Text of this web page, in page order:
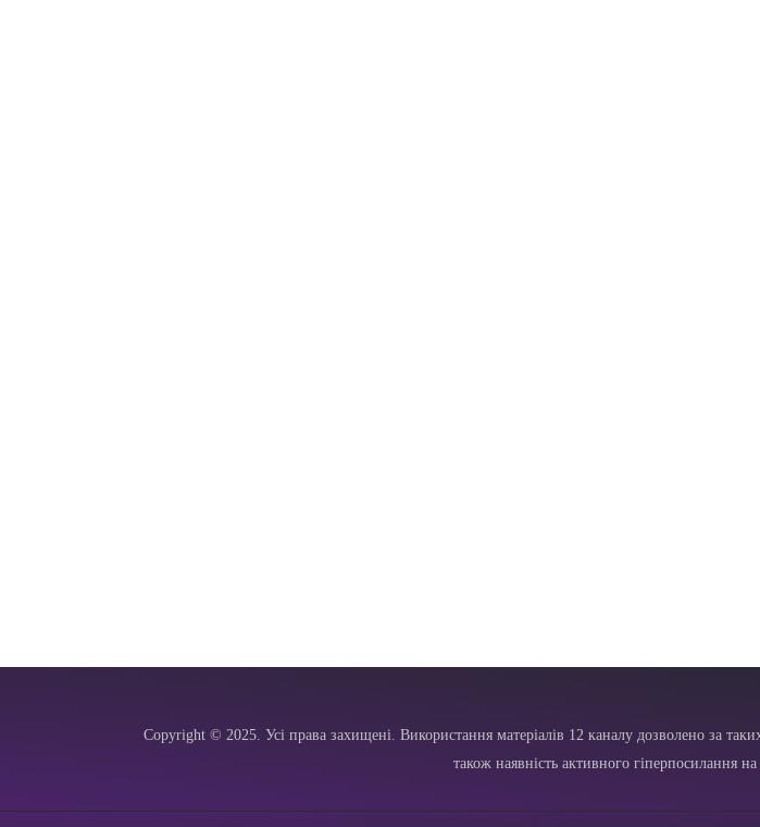
Copyright © 2025. Усі права захищені. Використання матеріалів 12 каналу дозволено за
також наявність активного гіперпосилання